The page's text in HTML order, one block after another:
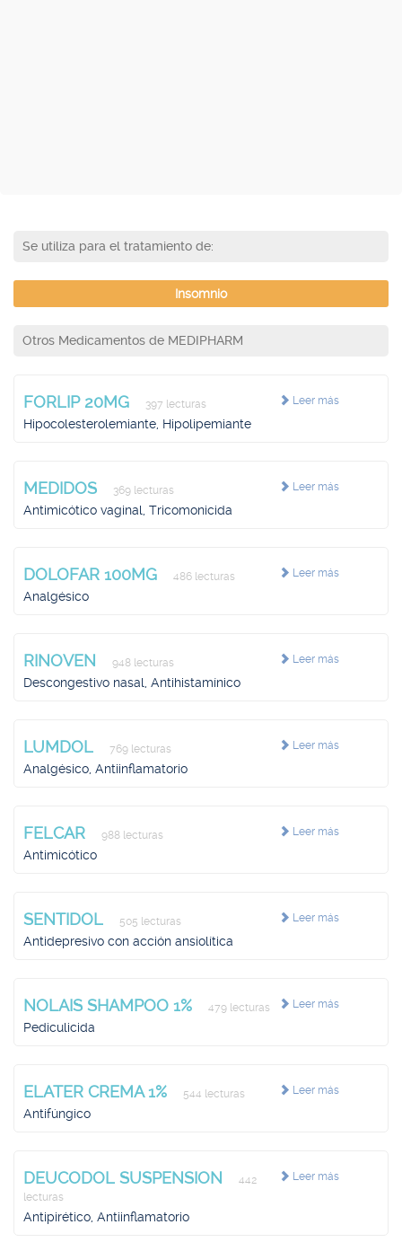
Se utiliza para el tratamiento de:
Insomnio
Otros Medicamentos de MEDIPHARM
Leer más
FORLIP 20MG 397 lecturas
Hipocolesterolemiante, Hipolipemiante
Leer más
MEDIDOS 369 lecturas
Antimicótico vaginal, Tricomonicida
Leer más
DOLOFAR 100MG 486 lecturas
Analgésico
Leer más
RINOVEN 948 lecturas
Descongestivo nasal, Antihistamínico
Leer más
LUMDOL 769 lecturas
Analgésico, Antiinflamatorio
Leer más
FELCAR 988 lecturas
Antimicótico
Leer más
SENTIDOL 505 lecturas
Antidepresivo con acción ansiolítica
Leer más
NOLAIS SHAMPOO 1% 479 lecturas
Pediculicida
Leer más
ELATER CREMA 1% 544 lecturas
Antifúngico
Leer más
DEUCODOL SUSPENSION
442
lecturas
Antipirético, Antiinflamatorio